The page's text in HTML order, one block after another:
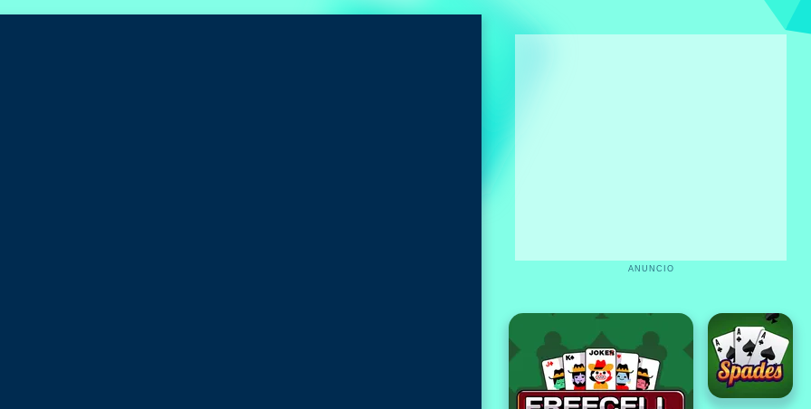
ANUNCIO